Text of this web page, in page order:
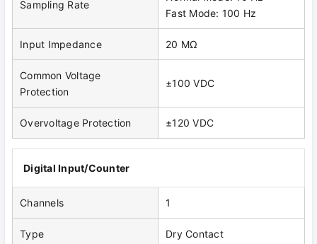
Sampling Rate
Fast Mode: 100 Hz
Input Impedance 20 MΩ
Common Voltage
Protection
±100 VDC
Overvoltage Protection ±120 VDC
Digital Input/Counter
Channels 1
Type Dry Contact